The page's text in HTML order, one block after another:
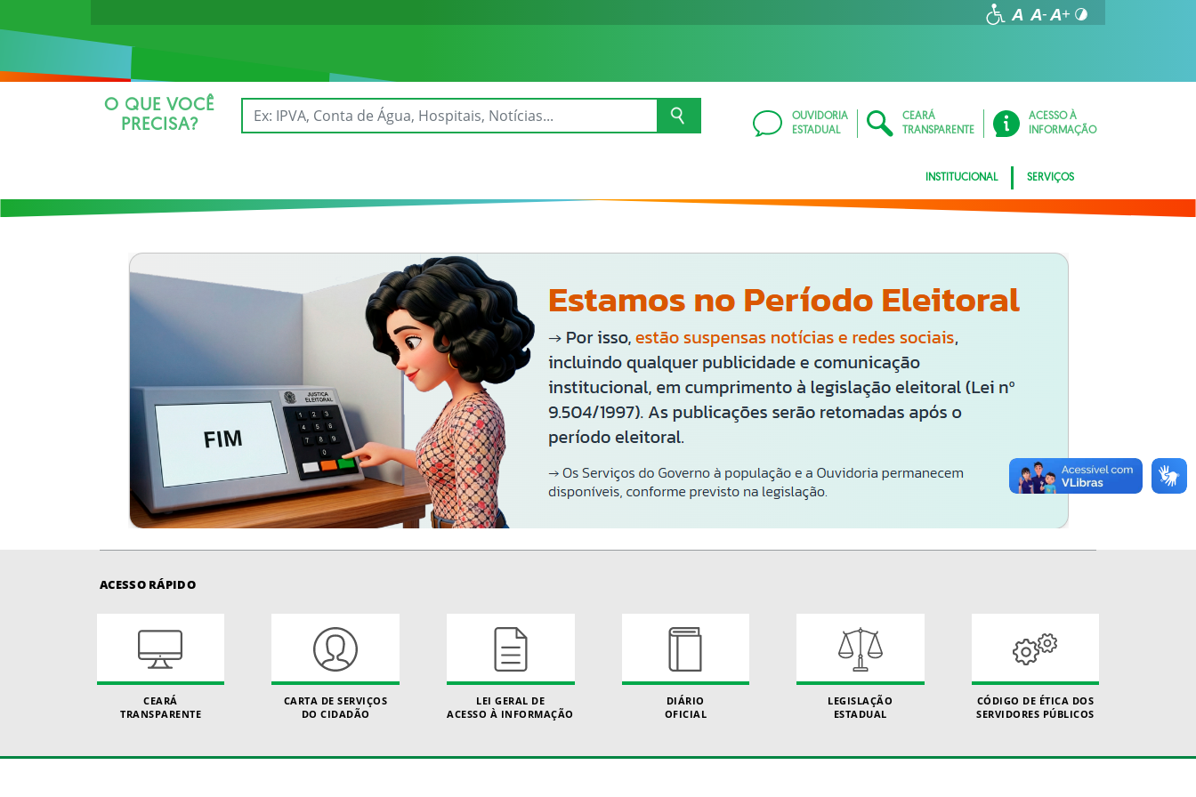
O QUE VOCÊ
PRECISA?
OUVIDORIA
ESTADUAL
CEARÁ
TRANSPARENTE
ACESSO À
INFORMAÇÃO
INSTITUCIONAL SERVIÇOS
ACESSO RÁPIDO
CEARÁ
TRANSPARENTE
CARTA DE SERVIÇOS
DO CIDADÃO
LEI GERAL DE
ACESSO À INFORMAÇÃO
DIÁRIO
OFICIAL
LEGISLAÇÃO
ESTADUAL
CÓDIGO DE ÉTICA DOS
SERVIDORES PÚBLICOS